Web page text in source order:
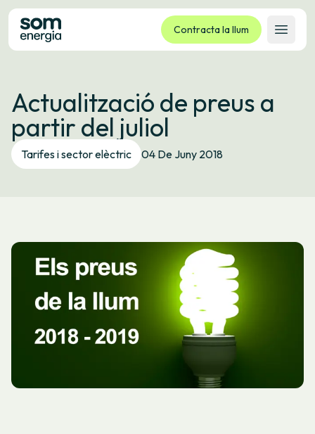
Contracta la llum
Obrir
Tarifes
Serveis
Empreses
La cooperativa
Idioma:
Actualització de preus a
partir del juliol
Tarifes i sector elèctric 04 De Juny 2018